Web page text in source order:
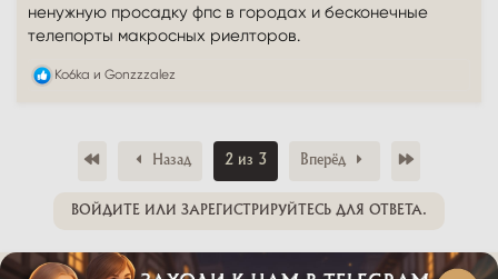
ненужную просадку фпс в городах и бесконечные
телепорты макросных риелторов.
Р
Ko6ka и Gonzzzalez
Первый Назад 2 из 3 Вперёд
ВОЙДИТЕ ИЛИ ЗАРЕГИСТРИРУЙТЕСЬ ДЛЯ ОТВЕТА.